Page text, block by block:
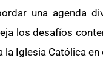
una agenda
los desafíos
la Iglesia Católica en